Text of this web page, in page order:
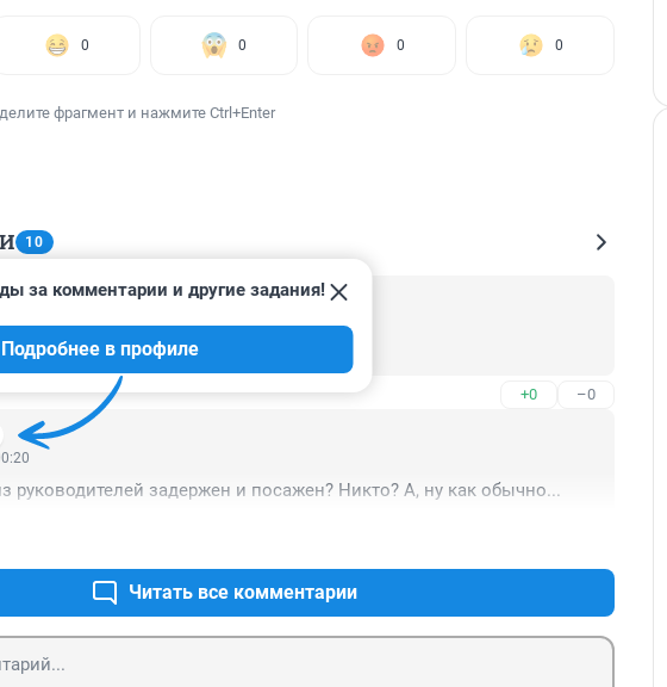
0 0 0 0
фрагмент и нажмите Ctrl+Enter
10
тихо, ничего не слышно про проверки
+0 –0
за комментарии и другие задания!
Подробнее в профиле
руководителей задержен и посажен? Никто? А, ну как обычно...
Читать все комментарии